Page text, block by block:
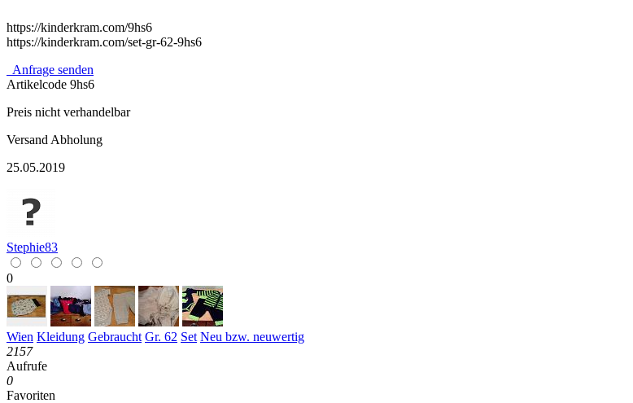
https://kinderkram.com/9hs6
https://kinderkram.com/set-gr-62-9hs6
Anfrage senden
Artikelcode 9hs6
Preis nicht verhandelbar
Versand Abholung
25.05.2019
Stephie83
0
Wien Kleidung Gebraucht Gr. 62 Set Neu bzw. neuwertig
2157
Aufrufe
0
Favoriten